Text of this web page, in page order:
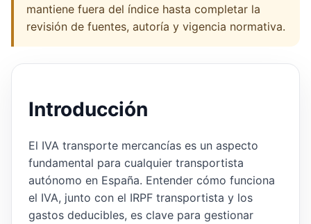
mantiene fuera del índice hasta completar la
revisión de fuentes, autoría y vigencia normativa.
Introducción
El IVA transporte mercancías es un aspecto
fundamental para cualquier transportista
autónomo en España. Entender cómo funciona
el IVA, junto con el IRPF transportista y los
gastos deducibles, es clave para gestionar